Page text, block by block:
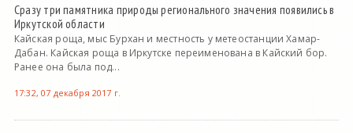
Сразу три памятника природы регионального значения появились в
Иркутской области
Кайская роща, мыс Бурхан и местность у метеостанции Хамар-
Дабан. Кайская роща в Иркутске переименована в Кайский бор.
Ранее она была под...
17:32, 07 декабря 2017 г.